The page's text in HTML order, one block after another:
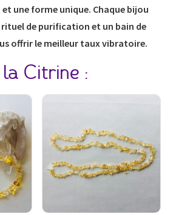
une forme unique. Chaque bijou
rituel de purification et un bain de
offrir le meilleur taux vibratoire.
Citrine :